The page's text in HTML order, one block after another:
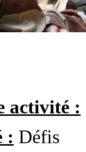
activité :
: Défis